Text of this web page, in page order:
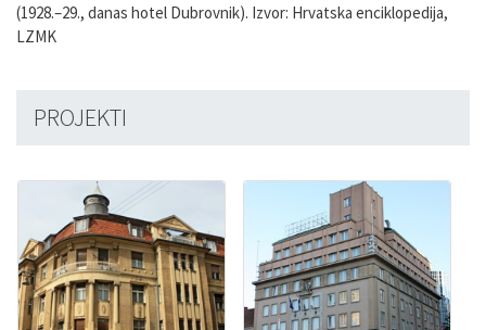
(1928.–29., danas hotel Dubrovnik). Izvor: Hrvatska enciklopedija,
LZMK
PROJEKTI